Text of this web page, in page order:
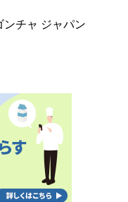
ンチャ ジャパン